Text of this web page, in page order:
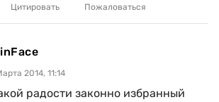
Цитировать Пожаловаться
2014, 11:14
радости законно избранный